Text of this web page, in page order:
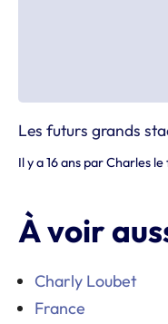
Les futurs grands
Il y a 16 ans parCharles
À voir
Charly Loubet
France